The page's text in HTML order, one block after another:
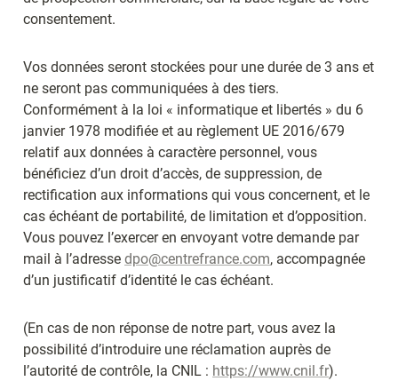
consentement.
Vos données seront stockées pour une durée de 3 ans et
ne seront pas communiquées à des tiers.
Conformément à la loi « informatique et libertés » du 6
janvier 1978 modifiée et au règlement UE 2016/679
relatif aux données à caractère personnel, vous
bénéficiez d’un droit d’accès, de suppression, de
rectification aux informations qui vous concernent, et le
cas échéant de portabilité, de limitation et d’opposition.
Vous pouvez l’exercer en envoyant votre demande par
mail à l’adresse dpo@centrefrance.com, accompagnée
d’un justificatif d’identité le cas échéant.
(En cas de non réponse de notre part, vous avez la
possibilité d’introduire une réclamation auprès de
l’autorité de contrôle, la CNIL : https://www.cnil.fr).